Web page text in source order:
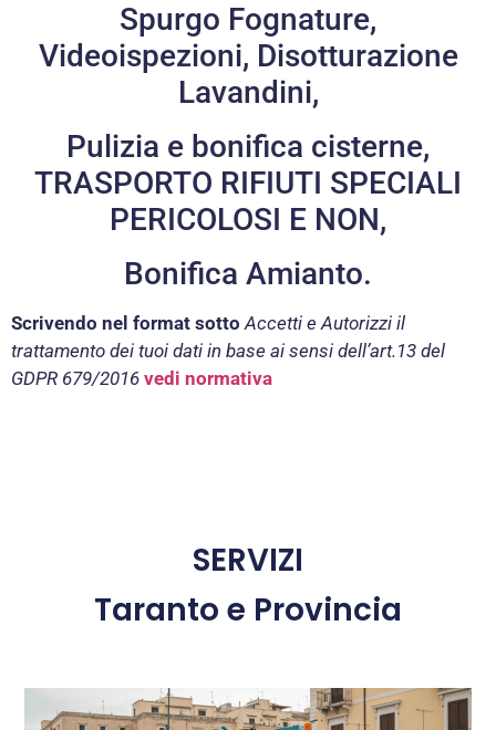
Spurgo Fognature,
Videoispezioni, Disotturazione
Lavandini,
Pulizia e bonifica cisterne,
TRASPORTO RIFIUTI SPECIALI
PERICOLOSI E NON,
Bonifica Amianto.
Scrivendo nel format sotto Accetti e Autorizzi il
trattamento dei tuoi dati in base ai sensi dell’art.13 del
GDPR 679/2016 vedi normativa
SERVIZI
Taranto e Provincia